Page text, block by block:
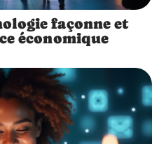
façonne et
économique